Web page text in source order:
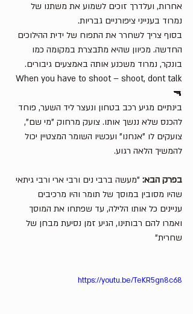
אחרות, ועלדרך זוכים לשמוע את משתנו של
נמרוד בענייני ציפורניים גבריות.
בסוף צריך לשחרר את התפוח של ידית ההילוכים
החדשה. מכיוון שהיא מתבצרת במקומה כמו
בונקר, נמרוד משכנע אותה באמצעים גיבורים.
🔫
בינתיים מגיע רכב בטחון ונעצר ליד השער, פוחד
להכנס שלא ננשך אותו. צועק מרחוק "מי שם",
צועקים לו "אנחנו" ועכשיו השומר המצטיין יכול
להמשיך הלאה רגוע.
בפרק הבא: "מעשה ברבי נים ורבי ארי ורבי גיתאי
שהיו מסובין במוסך של תומר והיו מרכיבים
עניינים כל אותו הלילה, עד שפתחו את המוסך
ואמרו להם רבותינו, הגיע זמן נסיעת מבחן של
שחרית"
https://youtu.be/TeKR5gn8c68